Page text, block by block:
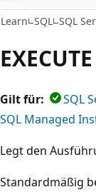
Learn SQL SQL
Gilt für: SQL
SQL Managed
Legt den
Standardmäßig